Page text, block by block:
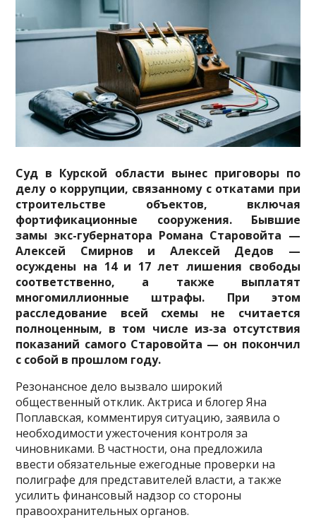
Суд в Курской области вынес приговоры по
делу о коррупции, связанному с откатами при
строительстве объектов, включая
фортификационные сооружения. Бывшие
замы экс-губернатора Романа Старовойта —
Алексей Смирнов и Алексей Дедов —
осуждены на 14 и 17 лет лишения свободы
соответственно, а также выплатят
многомиллионные штрафы. При этом
расследование всей схемы не считается
полноценным, в том числе из-за отсутствия
показаний самого Старовойта — он покончил
с собой в прошлом году.
Резонансное дело вызвало широкий
общественный отклик. Актриса и блогер Яна
Поплавская, комментируя ситуацию, заявила о
необходимости ужесточения контроля за
чиновниками. В частности, она предложила
ввести обязательные ежегодные проверки на
полиграфе для представителей власти, а также
усилить финансовый надзор со стороны
правоохранительных органов.